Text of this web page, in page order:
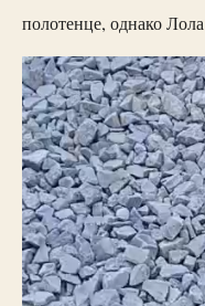
полотенце, однако